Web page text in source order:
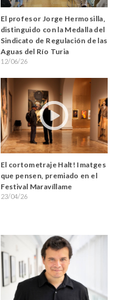
El profesor Jorge Hermosilla,
distinguido con la Medalla del
Sindicato de Regulación de las
Aguas del Río Turia
12/06/26
El cortometraje Halt! Imatges
que pensen, premiado en el
Festival Maravíllame
23/04/26